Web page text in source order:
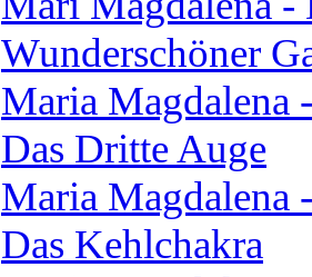
Wunderschöner
Maria Magdalena
Das Dritte Auge
Maria Magdalena
Das Kehlchakra